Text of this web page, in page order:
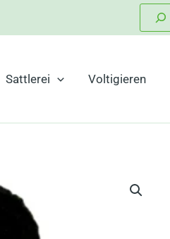
Sattlerei Voltigieren